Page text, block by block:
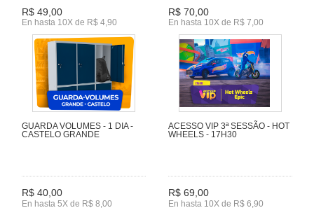
R$ 49,00
En hasta 10X de R$ 4,90
R$ 70,00
En hasta 10X de R$ 7,00
GUARDA VOLUMES - 1 DIA -
CASTELO GRANDE
R$ 40,00
En hasta 5X de R$ 8,00
ACESSO VIP 3ª SESSÃO - HOT
WHEELS - 17H30
R$ 69,00
En hasta 10X de R$ 6,90